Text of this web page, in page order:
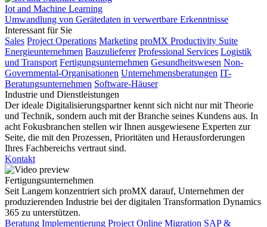
Iot and Machine Learning
Umwandlung von Gerätedaten in verwertbare Erkenntnisse
Interessant für Sie
Sales Project Operations Marketing proMX Productivity Suite
Energieunternehmen Bauzulieferer Professional Services Logistik
und Transport Fertigungsunternehmen Gesundheitswesen Non-
Governmental-Organisationen Unternehmensberatungen IT-
Beratungsunternehmen Software-Häuser
Industrie und Dienstleistungen
Der ideale Digitalisierungspartner kennt sich nicht nur mit Theorie
und Technik, sondern auch mit der Branche seines Kundens aus. In
acht Fokusbranchen stellen wir Ihnen ausgewiesene Experten zur
Seite, die mit den Prozessen, Prioritäten und Herausforderungen
Ihres Fachbereichs vertraut sind.
Kontakt
Fertigungsunternehmen
Seit Langem konzentriert sich proMX darauf, Unternehmen der
produzierenden Industrie bei der digitalen Transformation Dynamics
365 zu unterstützen.
Beratung Implementierung Project Online Migration SAP &